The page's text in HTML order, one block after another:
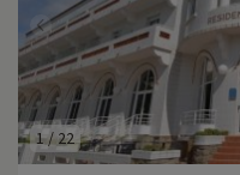
1/22